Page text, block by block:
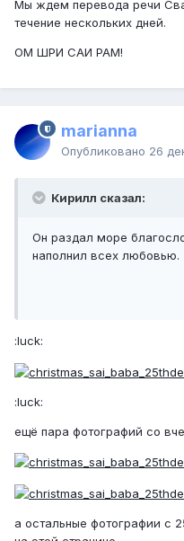
Мы ждем перевода речи
течение нескольких дней.
ОМ ШРИ САИ РАМ!
marianna
Опубликовано 26
Кирилл сказал:
Он раздал море
наполнил всех любовью.
:luck:
:luck:
ещё пара фотографий со
а остальные фотографии с